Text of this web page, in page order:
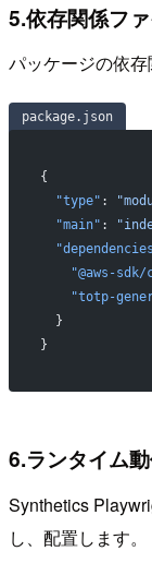
5.依存関係フ
パッケージの依存
package.json
{
  "type"
:
  "main"
:
"@aws-sdk/
"totp-
  }
}
6.ランタイム
Synthetics
し、配置します。